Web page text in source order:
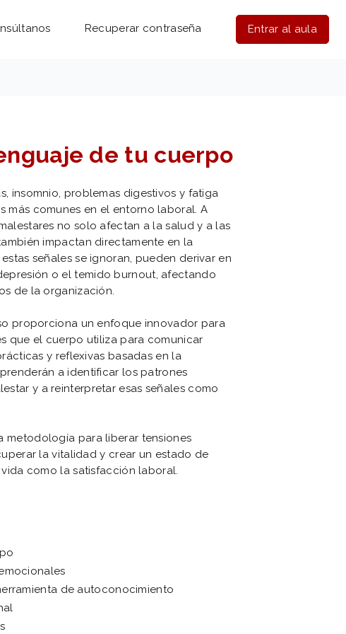
Recuperar contraseña Entrar al aula
de tu cuerpo
insomnio, problemas digestivos y fatiga
más comunes en el entorno laboral. A
no solo afectan a la salud y a las
impactan directamente en la
señales se ignoran, pueden derivar en
o el temido burnout, afectando
de la organización.
proporciona un enfoque innovador para
que el cuerpo utiliza para comunicar
y reflexivas basadas en la
a identificar los patrones
y a reinterpretar esas señales como
metodología para liberar tensiones
la vitalidad y crear un estado de
como la satisfacción laboral.
de autoconocimiento